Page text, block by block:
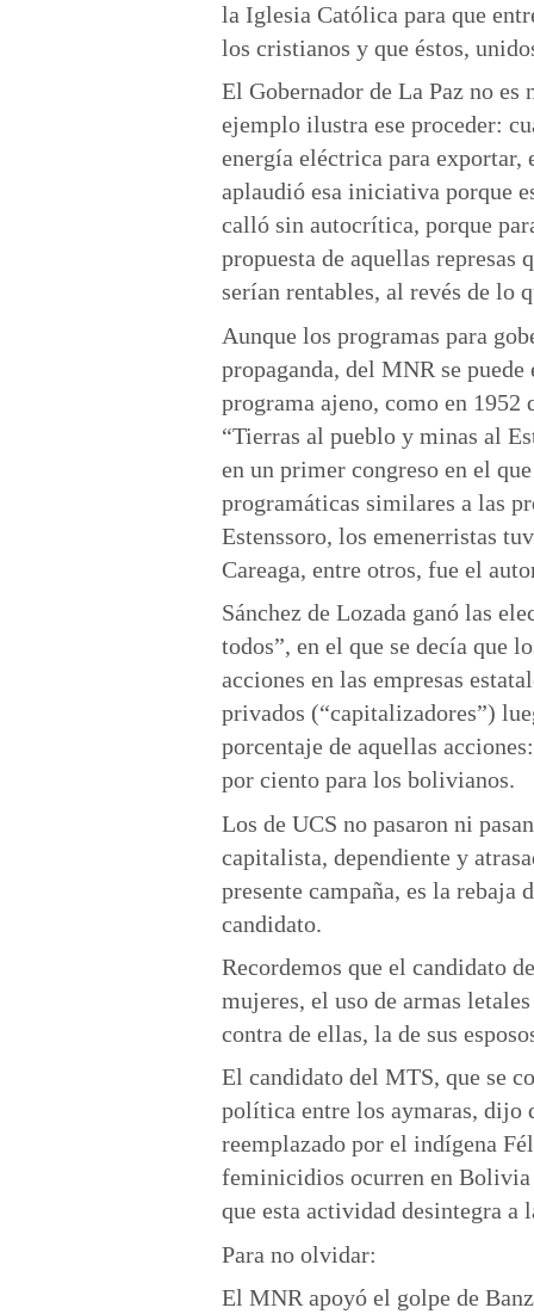
la Iglesia Católica para que
los cristianos y que éstos,
El Gobernador de La Paz no
ejemplo ilustra ese proceder:
energía eléctrica para
aplaudió esa iniciativa porque
calló sin autocrítica, porque
propuesta de aquellas represas
serían rentables, al revés de lo
Aunque los programas para
propaganda, del MNR se
programa ajeno, como en
“Tierras al pueblo y minas al
en un primer congreso en el
programáticas similares a las
Estenssoro, los emenerristas
Careaga, entre otros, fue el
Sánchez de Lozada ganó las
todos”, en el que se decía que
acciones en las empresas
privados (“capitalizadores”)
porcentaje de aquellas
por ciento para los bolivianos.
Los de UCS no pasaron ni
capitalista, dependiente y
presente campaña, es la rebaja
candidato.
Recordemos que el candidato
mujeres, el uso de armas
contra de ellas, la de sus
El candidato del MTS, que se
política entre los aymaras, dijo
reemplazado por el indígena
feminicidios ocurren en
que esta actividad desintegra a
Para no olvidar:
El MNR apoyó el golpe de